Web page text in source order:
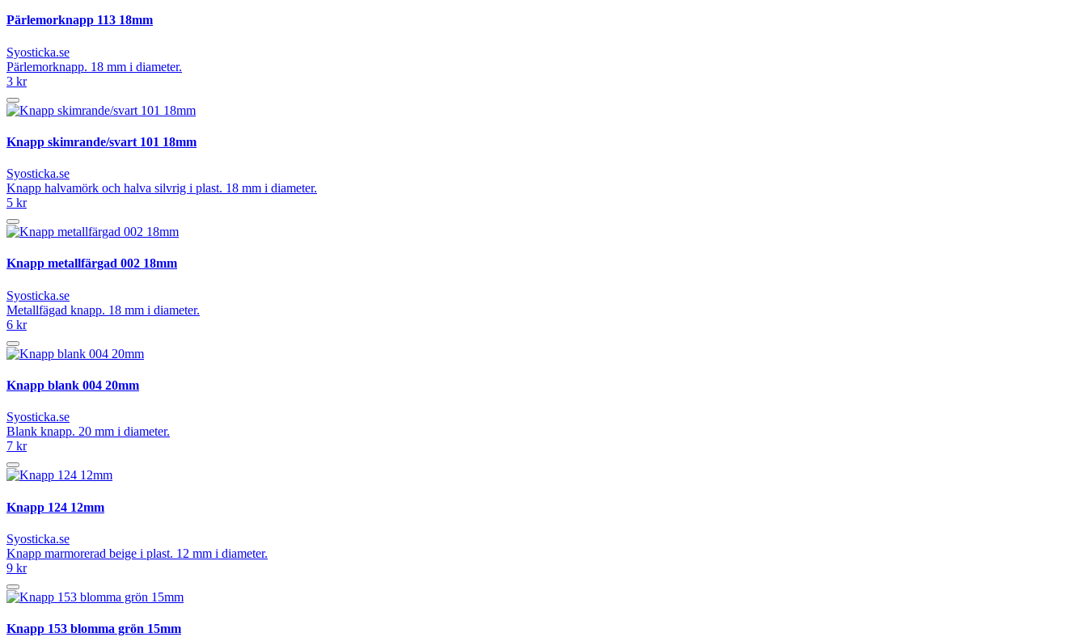
Pärlemorknapp 113 18mm
Syosticka.se
Pärlemorknapp. 18 mm i diameter.
3 kr
Knapp skimrande/svart 101 18mm
Syosticka.se
Knapp halvamörk och halva silvrig i plast. 18 mm i diameter.
5 kr
Knapp metallfärgad 002 18mm
Syosticka.se
Metallfägad knapp. 18 mm i diameter.
6 kr
Knapp blank 004 20mm
Syosticka.se
Blank knapp. 20 mm i diameter.
7 kr
Knapp 124 12mm
Syosticka.se
Knapp marmorerad beige i plast. 12 mm i diameter.
9 kr
Knapp 153 blomma grön 15mm